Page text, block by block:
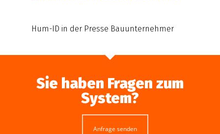
Hum-ID in der Presse Bauunternehmer
Sie haben Fragen zum
System?
Anfrage senden